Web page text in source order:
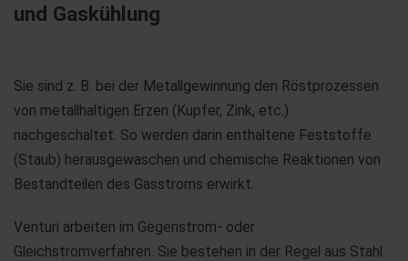
und Gaskühlung
Sie sind z. B. bei der Metallgewinnung den Röstprozessen
von metallhaltigen Erzen (Kupfer, Zink, etc.)
nachgeschaltet. So werden darin enthaltene Feststoffe
(Staub) herausgewaschen und chemische Reaktionen von
Bestandteilen des Gasstroms erwirkt.
Venturi arbeiten im Gegenstrom- oder
Gleichstromverfahren. Sie bestehen in der Regel aus Stahl.